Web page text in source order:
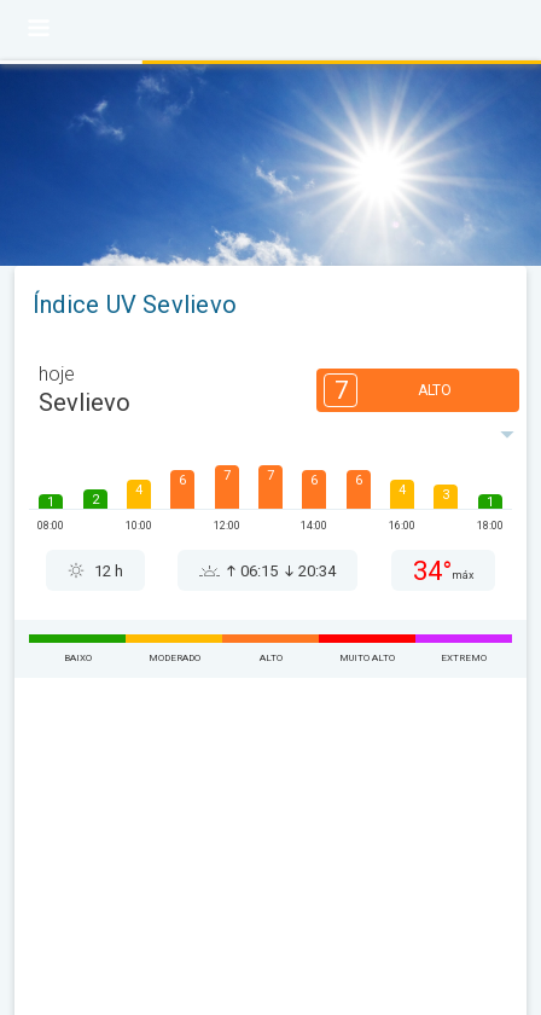
Índice UV Sevlievo
hoje
Sevlievo 7 ALTO
1
08:00
2
4
10:00
6 7
12:00
7 6
14:00
6
4
16:00
3 1
18:00
12 h 06:15 20:34 34° máx
BAIXO MODERADO ALTO MUITO ALTO EXTREMO